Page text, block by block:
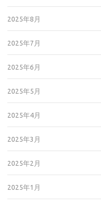
2025年8月
2025年7月
2025年6月
2025年5月
2025年4月
2025年3月
2025年2月
2025年1月